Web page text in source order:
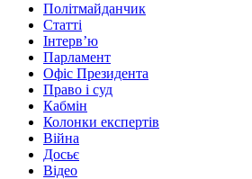
Політмайданчик
Статті
Інтервʼю
Парламент
Офіс Президента
Право і суд
Кабмін
Колонки експертів
Війна
Досьє
Відео